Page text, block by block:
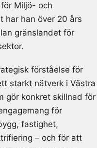
Miljö- och
har han över 20 års
gränslandet för
förståelse för
starkt nätverk i Västra
gör konkret skillnad för
för
fastighet,
– och för att